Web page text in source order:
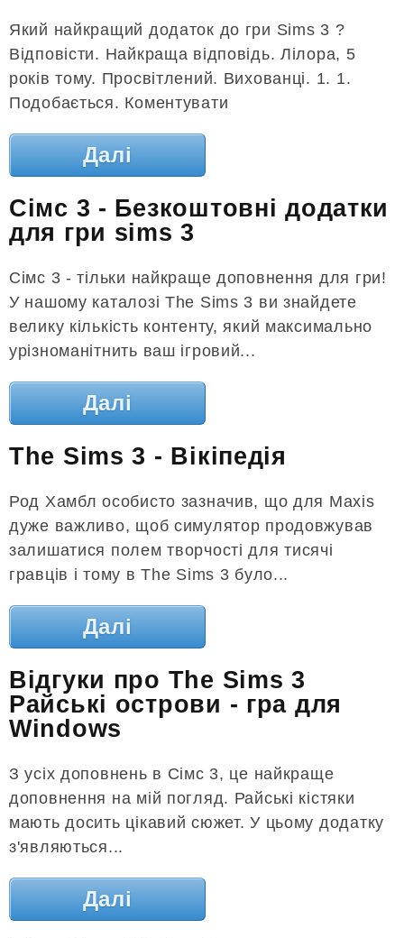
Який найкращий додаток до гри Sims 3 ?
Відповісти. Найкраща відповідь. Лілора, 5
років тому. Просвітлений. Вихованці. 1. 1.
Подобається. Коментувати
Далі
Сімс 3 - Безкоштовні додатки
для гри sims 3
Сімс 3 - тільки найкраще доповнення для гри!
У нашому каталозі The Sims 3 ви знайдете
велику кількість контенту, який максимально
урізноманітнить ваш ігровий...
Далі
The Sims 3 - Вікіпедія
Род Хамбл особисто зазначив, що для Maxis
дуже важливо, щоб симулятор продовжував
залишатися полем творчості для тисячі
гравців і тому в The Sims 3 було...
Далі
Відгуки про The Sims 3
Райські острови - гра для
Windows
З усіх доповнень в Сімс 3, це найкраще
доповнення на мій погляд. Райські кістяки
мають досить цікавий сюжет. У цьому додатку
з'являються...
Далі